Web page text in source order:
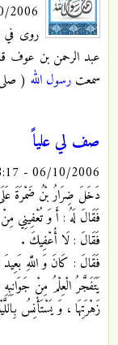
- 12:33
عبد الرحمن بن عوف
سمعت رسول الله (
صف لي علياً
06/10/2006 - 08:17
دَخَلَ ضِرَارُ بْنُ ضَمْرَةَ
فَقَالَ لَهُ : أَ وَ تُعْفِينِي
فَقَالَ : لَا أُعْفِيكَ .
فَقَالَ : كَانَ وَ اللَّهِ
يَتَفَجَّرُ الْعِلْمُ مِنْ
زَهْرَتِهَا ، وَ يَسْتَأْنِسُ